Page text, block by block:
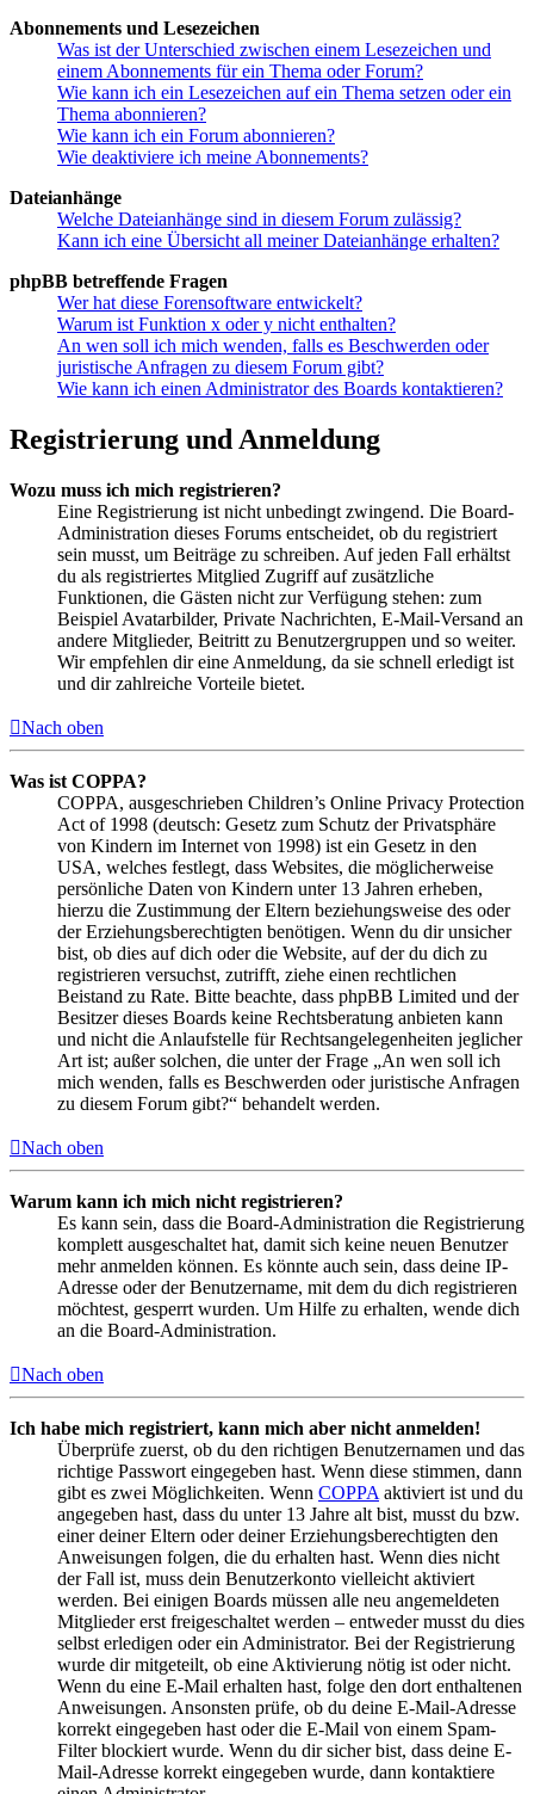
Abonnements und Lesezeichen
Was ist der Unterschied zwischen einem Lesezeichen und
einem Abonnements für ein Thema oder Forum?
Wie kann ich ein Lesezeichen auf ein Thema setzen oder ein
Thema abonnieren?
Wie kann ich ein Forum abonnieren?
Wie deaktiviere ich meine Abonnements?
Dateianhänge
Welche Dateianhänge sind in diesem Forum zulässig?
Kann ich eine Übersicht all meiner Dateianhänge erhalten?
phpBB betreffende Fragen
Wer hat diese Forensoftware entwickelt?
Warum ist Funktion x oder y nicht enthalten?
An wen soll ich mich wenden, falls es Beschwerden oder
juristische Anfragen zu diesem Forum gibt?
Wie kann ich einen Administrator des Boards kontaktieren?
Registrierung und Anmeldung
Wozu muss ich mich registrieren?
Eine Registrierung ist nicht unbedingt zwingend. Die Board-
Administration dieses Forums entscheidet, ob du registriert
sein musst, um Beiträge zu schreiben. Auf jeden Fall erhältst
du als registriertes Mitglied Zugriff auf zusätzliche
Funktionen, die Gästen nicht zur Verfügung stehen: zum
Beispiel Avatarbilder, Private Nachrichten, E-Mail-Versand an
andere Mitglieder, Beitritt zu Benutzergruppen und so weiter.
Wir empfehlen dir eine Anmeldung, da sie schnell erledigt ist
und dir zahlreiche Vorteile bietet.
Nach oben
Was ist COPPA?
COPPA, ausgeschrieben Children’s Online Privacy Protection
Act of 1998 (deutsch: Gesetz zum Schutz der Privatsphäre
von Kindern im Internet von 1998) ist ein Gesetz in den
USA, welches festlegt, dass Websites, die möglicherweise
persönliche Daten von Kindern unter 13 Jahren erheben,
hierzu die Zustimmung der Eltern beziehungsweise des oder
der Erziehungsberechtigten benötigen. Wenn du dir unsicher
bist, ob dies auf dich oder die Website, auf der du dich zu
registrieren versuchst, zutrifft, ziehe einen rechtlichen
Beistand zu Rate. Bitte beachte, dass phpBB Limited und der
Besitzer dieses Boards keine Rechtsberatung anbieten kann
und nicht die Anlaufstelle für Rechtsangelegenheiten jeglicher
Art ist; außer solchen, die unter der Frage „An wen soll ich
mich wenden, falls es Beschwerden oder juristische Anfragen
zu diesem Forum gibt?“ behandelt werden.
Nach oben
Warum kann ich mich nicht registrieren?
Es kann sein, dass die Board-Administration die Registrierung
komplett ausgeschaltet hat, damit sich keine neuen Benutzer
mehr anmelden können. Es könnte auch sein, dass deine IP-
Adresse oder der Benutzername, mit dem du dich registrieren
möchtest, gesperrt wurden. Um Hilfe zu erhalten, wende dich
an die Board-Administration.
Nach oben
Ich habe mich registriert, kann mich aber nicht anmelden!
Überprüfe zuerst, ob du den richtigen Benutzernamen und das
richtige Passwort eingegeben hast. Wenn diese stimmen, dann
gibt es zwei Möglichkeiten. Wenn COPPA aktiviert ist und du
angegeben hast, dass du unter 13 Jahre alt bist, musst du bzw.
einer deiner Eltern oder deiner Erziehungsberechtigten den
Anweisungen folgen, die du erhalten hast. Wenn dies nicht
der Fall ist, muss dein Benutzerkonto vielleicht aktiviert
werden. Bei einigen Boards müssen alle neu angemeldeten
Mitglieder erst freigeschaltet werden – entweder musst du dies
selbst erledigen oder ein Administrator. Bei der Registrierung
wurde dir mitgeteilt, ob eine Aktivierung nötig ist oder nicht.
Wenn du eine E-Mail erhalten hast, folge den dort enthaltenen
Anweisungen. Ansonsten prüfe, ob du deine E-Mail-Adresse
korrekt eingegeben hast oder die E-Mail von einem Spam-
Filter blockiert wurde. Wenn du dir sicher bist, dass deine E-
Mail-Adresse korrekt eingegeben wurde, dann kontaktiere